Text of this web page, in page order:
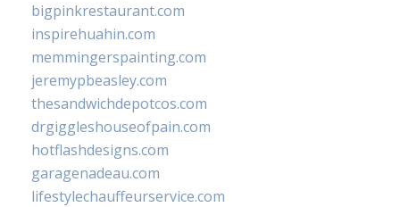
bigpinkrestaurant.com
inspirehuahin.com
memmingerspainting.com
jeremypbeasley.com
thesandwichdepotcos.com
drgiggleshouseofpain.com
hotflashdesigns.com
garagenadeau.com
lifestylechauffeurservice.com